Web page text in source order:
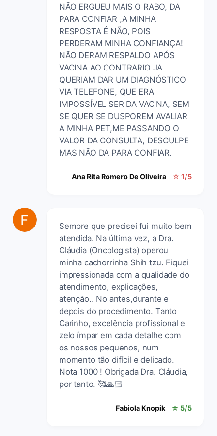
NÃO ERGUEU MAIS O RABO, DA
PARA CONFIAR ,A MINHA
RESPOSTA É NÃO, POIS
PERDERAM MINHA CONFIANÇA!
NÃO DERAM RESPALDO APÓS
VACINA.AO CONTRARIO JA
QUERIAM DAR UM DIAGNÓSTICO
VIA TELEFONE, QUE ERA
IMPOSSÍVEL SER DA VACINA, SEM
SE QUER SE DUSPOREM AVALIAR
A MINHA PET,ME PASSANDO O
VALOR DA CONSULTA, DESCULPE
MAS NÃO DA PARA CONFIAR.
Ana Rita Romero De Oliveira ☆ 1/5
Sempre que precisei fui muito bem
atendida. Na última vez, a Dra.
Cláudia (Oncologista) operou
minha cachorrinha Shih tzu. Fiquei
impressionada com a qualidade do
atendimento, explicações,
atenção.. No antes,durante e
depois do procedimento. Tanto
Carinho, excelência profissional e
zelo ímpar em cada detalhe com
os nossos pequenos, num
momento tão difícil e delicado.
Nota 1000 ! Obrigada Dra. Cláudia,
por tanto. 🥰🙏🏻
Fabiola Knopik ☆ 5/5